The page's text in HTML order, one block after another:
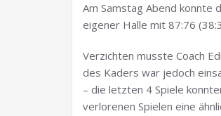
Am Samstag Abend konnte
eigener Halle mit 87:76
Verzichten musste Coach
des Kaders war jedoch
– die letzten 4 Spiele
verlorenen Spielen eine